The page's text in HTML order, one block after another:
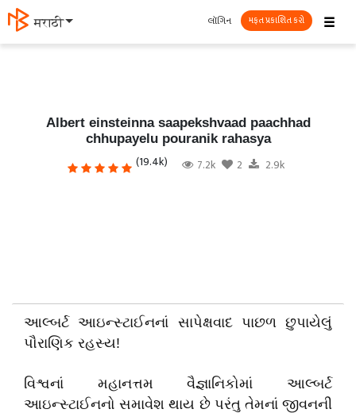
मराठी ☰
લૉગિન મફત પ્રકાશિત કરો
Albert einsteinna saapekshvaad paachhad
chhupayelu pouranik rahasya
(19.4k) 7.2k 2 2.9k
આલ્બર્ટ આઇન્સ્ટાઈનનાં સાપેક્ષવાદ પાછળ છુપાયેલું
પૌરાણિક રહસ્ય!
વિશ્વનાં મહાનત્તમ વૈજ્ઞાનિકોમાં આલ્બર્ટ
આઇન્સ્ટાઈનનો સમાવેશ થાય છે પરંતુ તેમનાં જીવનની